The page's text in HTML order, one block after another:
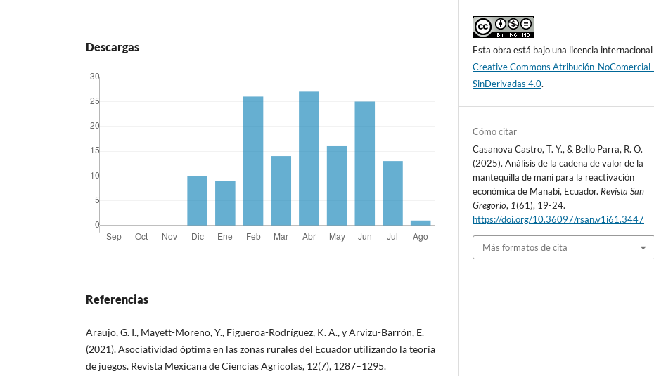
Descargas
Referencias
Araujo, G. I., Mayett-Moreno, Y., Figueroa-Rodríguez, K. A., y Arvizu-Barrón, E.
(2021). Asociatividad óptima en las zonas rurales del Ecuador utilizando la teoría
de juegos. Revista Mexicana de Ciencias Agrícolas, 12(7), 1287–1295.
Esta obra está bajo una licencia internacional
Creative Commons Atribución-NoComercial-
SinDerivadas 4.0.
Cómo citar
Casanova Castro, T. Y., & Bello Parra, R. O.
(2025). Análisis de la cadena de valor de la
mantequilla de maní para la reactivación
económica de Manabí, Ecuador. Revista San
Gregorio, 1(61), 19-24.
https://doi.org/10.36097/rsan.v1i61.3447
Más formatos de cita